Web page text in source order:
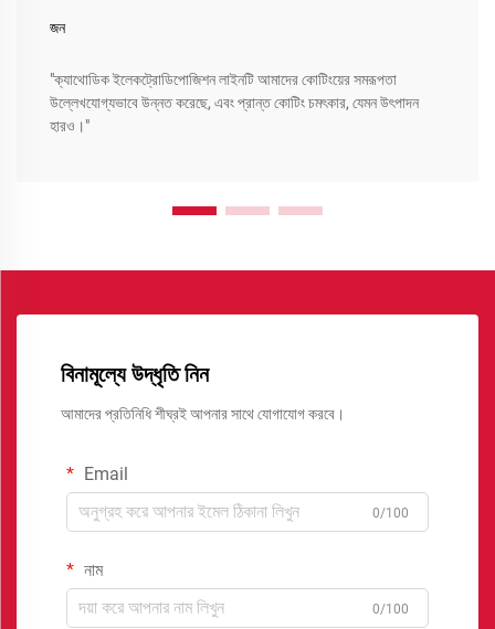
জন
"ক্যাথোডিক ইলেকট্রোডিপোজিশন লাইনটি আমাদের কোটিংয়ের সমরূপতা
উল্লেখযোগ্যভাবে উন্নত করেছে, এবং প্রান্ত কোটিং চমৎকার, যেমন উৎপাদন
হারও।"
বিনামূল্যে উদ্ধৃতি নিন
আমাদের প্রতিনিধি শীঘ্রই আপনার সাথে যোগাযোগ করবে।
Email
0/100
নাম
0/100